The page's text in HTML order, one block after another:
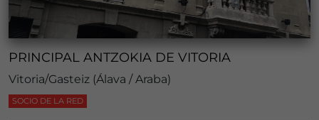
PRINCIPAL ANTZOKIA DE VITORIA
Vitoria/Gasteiz (Álava / Araba)
SOCIO DE LA RED